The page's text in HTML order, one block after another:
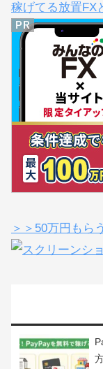
稼げてる放置FX
＞＞50万円もら